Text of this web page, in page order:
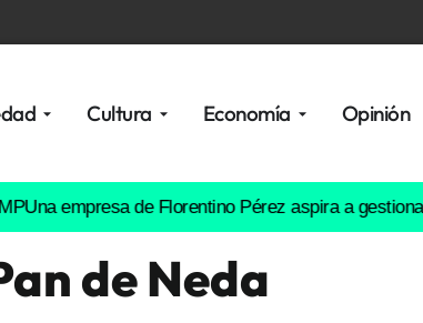
Cultura Economía Opinión
de Florentino Pérez aspira a gestionar
de Neda